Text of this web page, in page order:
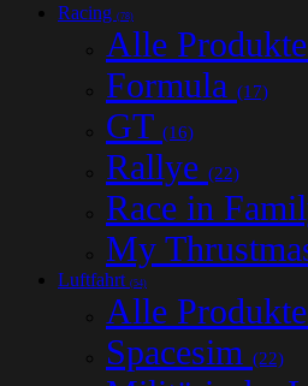
Racing (78)
Alle Produkte
Formula (17)
GT (16)
Rallye (22)
Race in
My
Luftfahrt (54)
Alle Produkte
Spacesim (22)